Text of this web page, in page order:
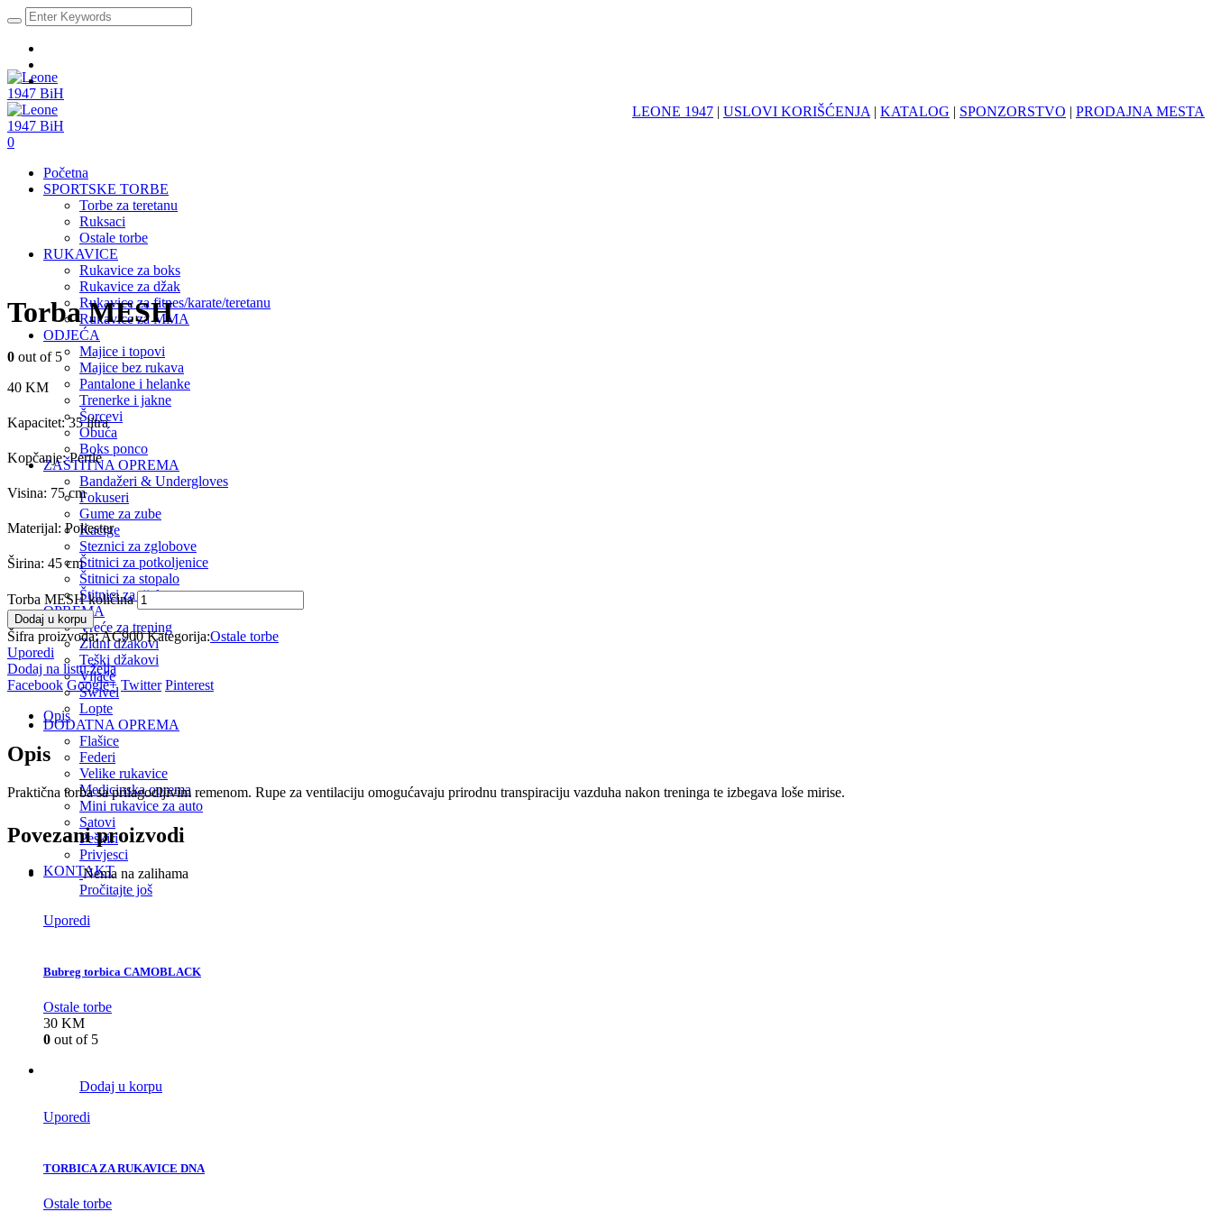
LEONE 1947 | USLOVI KORIŠĆENJA | KATALOG | SPONZORSTVO | PRODAJNA MESTA
0
Početna
SPORTSKE TORBE
Torbe za teretanu
Ruksaci
Ostale torbe
RUKAVICE
Rukavice za boks
Rukavice za džak
Rukavice za fitnes/karate/teretanu
Rukavice za MMA
ODJEĆA
Majice i topovi
Majice bez rukava
Pantalone i helanke
Trenerke i jakne
Šorcevi
Obuća
Boks ponco
ZAŠTITNA OPREMA
Bandažeri & Undergloves
Fokuseri
Gume za zube
Kacige
Steznici za zglobove
Štitnici za potkoljenice
Štitnici za stopalo
Štitnici za tijelo
OPREMA
Vreće za trening
Zidni džakovi
Teški džakovi
Vijače
Swivel
Lopte
DODATNA OPREMA
Flašice
Federi
Velike rukavice
Medicinska oprema
Mini rukavice za auto
Satovi
Peškiri
Privjesci
KONTAKT
Torba MESH
0 out of 5
40 KM
Kapacitet: 35 litra
Kopčanje: Pertle
Visina: 75 cm
Materijal: Poliester
Širina: 45 cm
Torba MESH količina
Dodaj u korpu
Šifra proizvoda:AC900 Kategorija:Ostale torbe
Uporedi
Dodaj na listu želja
Facebook Google+ Twitter Pinterest
Opis
Opis
Praktična torba sa prilagodljivim remenom. Rupe za ventilaciju omogućavaju prirodnu transpiraciju vazduha nakon treninga te izbegava loše mirise.
Povezani proizvodi
Nema na zalihama
Pročitajte još
Uporedi
Bubreg torbica CAMOBLACK
Ostale torbe
30 KM
0 out of 5
Dodaj u korpu
Uporedi
TORBICA ZA RUKAVICE DNA
Ostale torbe